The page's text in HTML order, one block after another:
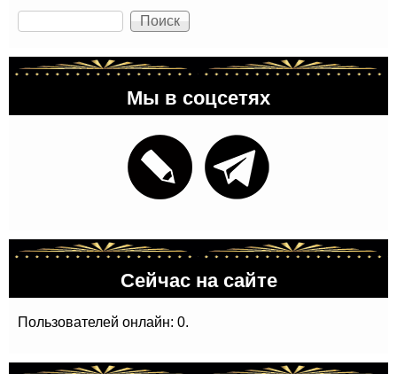
Поиск
Мы в соцсетях
Сейчас на сайте
Пользователей онлайн: 0.